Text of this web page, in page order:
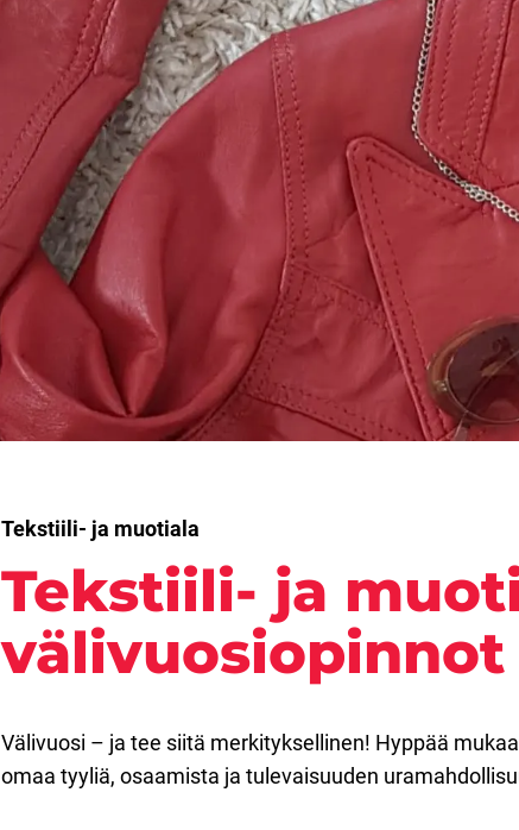
Tekstiili- ja muotiala
Tekstiili- ja
välivuosiopinnot
Välivuosi – ja tee siitä merkityksellinen! Hyppää
omaa tyyliä, osaamista ja tulevaisuuden